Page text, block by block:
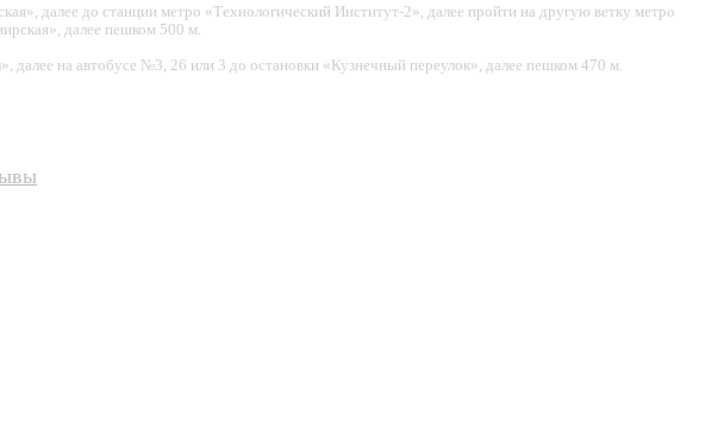
далее до станции метро «Технологический Институт-2», далее пройти на другую ветку метро
далее пешком 500 м.
на автобусе №3, 26 или 3 до остановки «Кузнечный переулок», далее пешком 470 м.